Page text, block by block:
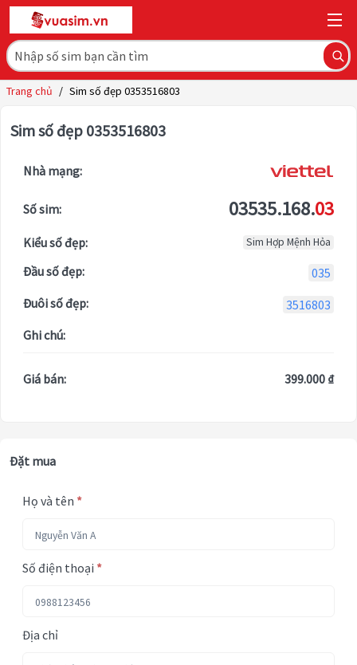
Trang chủ / Sim số đẹp 0353516803
Sim số đẹp 0353516803
Nhà mạng:
Số sim: 03535.168.03
Kiểu số đẹp: Sim Hợp Mệnh Hỏa
Đầu số đẹp:
035
Đuôi số đẹp:
3516803
Ghi chú:
Giá bán: 399.000 ₫
Đặt mua
Họ và tên *
Số điện thoại *
Địa chỉ